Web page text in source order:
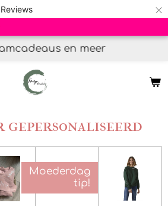
Reviews ×
en meer
gepersonaliseerd
Moederdag
tip!